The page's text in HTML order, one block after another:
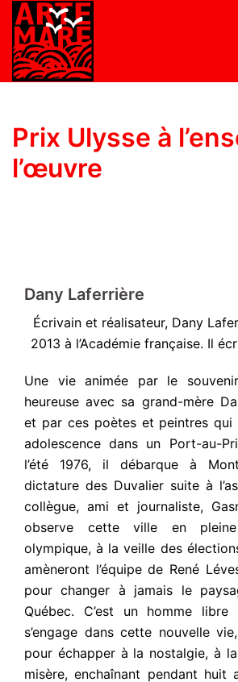
Prix Ulysse à
l’œuvre
Dany Laferrière
Écrivain et réalisateur, Dany
2013 à l’Académie française. Il
Une vie animée par le
heureuse avec sa grand-mère
et par ces poètes et peintres qui
adolescence dans un Port-au-
l’été 1976, il débarque à
dictature des Duvalier suite à
collègue, ami et journaliste,
observe cette ville en pleine
olympique, à la veille des
amèneront l’équipe de René
pour changer à jamais le
Québec. C’est un homme
s’engage dans cette nouvelle
pour échapper à la nostalgie, à
misère, enchaînant pendant huit